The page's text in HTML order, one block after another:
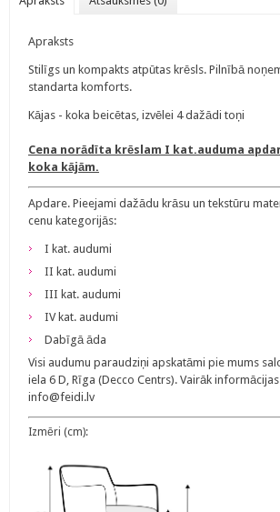
Apraksts
Stilīgs un kompakts atpūtas krēsls. Pilnībā
standarta komforts.
Kājas - koka beicētas, izvēlei 4 dažādi toņi
Cena norādīta krēslam I kat.auduma
koka kājām.
Apdare. Pieejami dažādu krāsu un tekstūru
cenu kategorijās:
I kat. audumi
II kat. audumi
III kat. audumi
IV kat. audumi
Dabīgā āda
Visi audumu paraudziņi apskatāmi pie mums
iela 6 D, Rīga (Decco Centrs). Vairāk
info@feidi.lv
Izmēri (cm):